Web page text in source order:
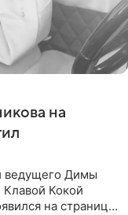
на
ведущего Димы
Кокой
на странице